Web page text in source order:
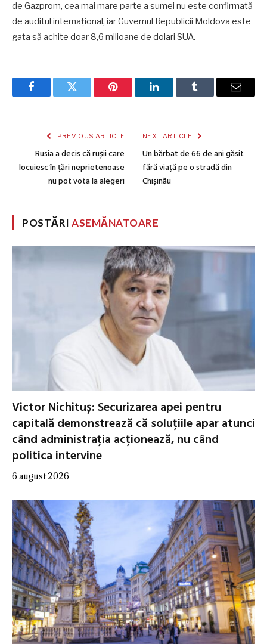
de Gazprom, cea mai mare parte a sumei nu este confirmată
de auditul internațional, iar Guvernul Republicii Moldova este
gata să achite doar 8,6 milioane de dolari SUA.
FacebookTwitter Pinterest LinkedInTumblr Email
PREVIOUS ARTICLE
Rusia a decis că rușii care
locuiesc în țări neprietenoase
nu pot vota la alegeri
NEXT ARTICLE
Un bărbat de 66 de ani găsit
fără viață pe o stradă din
Chișinău
POSTĂRIASEMĂNATOARE
Victor Nichituș: Securizarea apei pentru
capitală demonstrează că soluțiile apar atunci
când administrația acționează, nu când
politica intervine
6 august 2026